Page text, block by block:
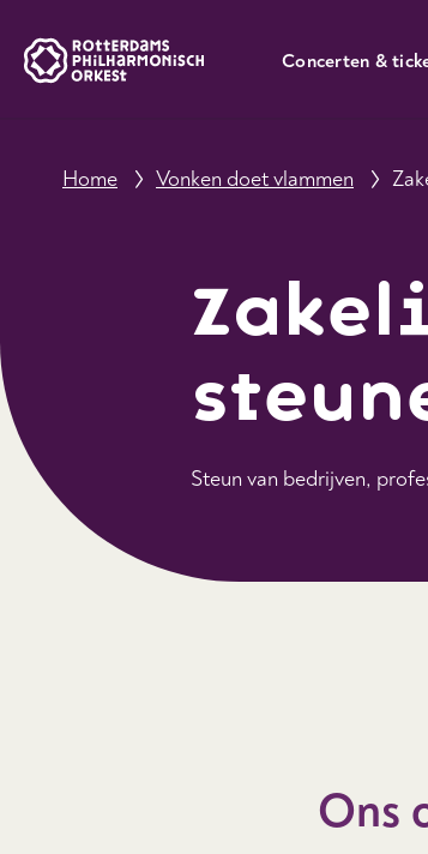
Concerten &
Home Vonken doet vlammen
Steun van bedrijven,
Ons